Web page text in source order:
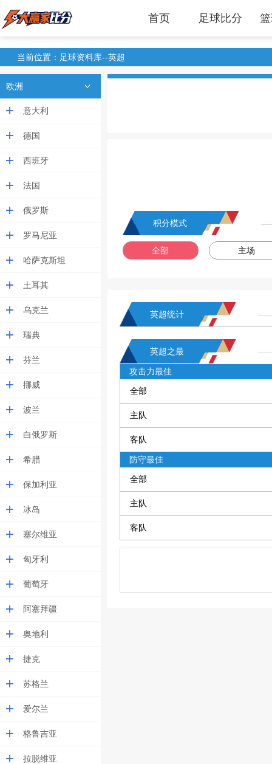
首页 足球比分
当前位置：足球资料库--英超
欧洲
意大利
德国
西班牙
法国
俄罗斯
罗马尼亚
哈萨克斯坦
土耳其
乌克兰
瑞典
芬兰
挪威
波兰
白俄罗斯
希腊
保加利亚
冰岛
塞尔维亚
匈牙利
葡萄牙
阿塞拜疆
奥地利
捷克
苏格兰
爱尔兰
格鲁吉亚
拉脱维亚
积分模式
全部 主场
英超统计
英超之最
攻击力最佳
全部
主队
客队
防守最佳
全部
主队
客队